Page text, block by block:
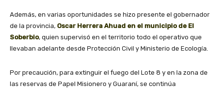
Además, en varias oportunidades se hizo presente el gobernador
de la provincia, Oscar Herrera Ahuad en el municipio de El
Soberbio, quien supervisó en el territorio todo el operativo que
llevaban adelante desde Protección Civil y Ministerio de Ecología.
Por precaución, para extinguir el fuego del Lote 8 y en la zona de
las reservas de Papel Misionero y Guaraní, se continúa